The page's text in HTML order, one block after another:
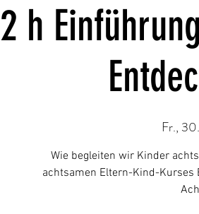
2 h
Fr.,
Wie begleiten wir Kinder
achtsamen Eltern-Kind-Kurses